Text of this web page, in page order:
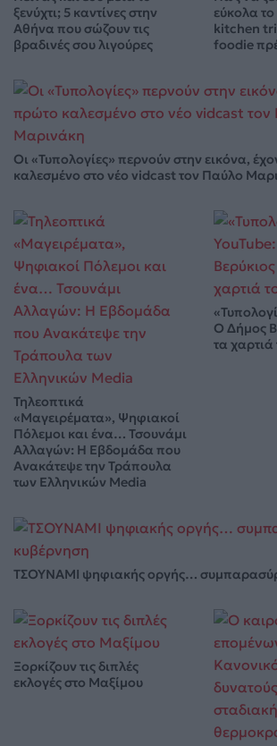
ξενύχτι; 5 καντίνες στην
Αθήνα που σώζουν τις
βραδινές σου λιγούρες
εύκολα
kitchen
foodie
Οι «Τυπολογίες» περνούν στην εικόνα,
καλεσμένο στο νέο vidcast τον Παύλο
Τηλεοπτικά
«Μαγειρέματα», Ψηφιακοί
Πόλεμοι και ένα… Τσουνάμι
Αλλαγών: Η Εβδομάδα που
Ανακάτεψε την Τράπουλα
των Ελληνικών Media
Ο Δήμος
τα
ΤΣΟΥΝΑΜΙ ψηφιακής οργής…
Ξορκίζουν τις διπλές
εκλογές στο Μαξίμου